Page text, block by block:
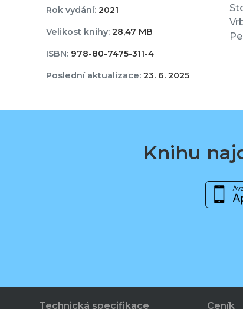
Rok vydání:2021
Velikost knihy:28,47 MB
ISBN:978-80-7475-311-4
Poslední aktualizace:23. 6. 2025
Knihu
Technická specifikace Ceník